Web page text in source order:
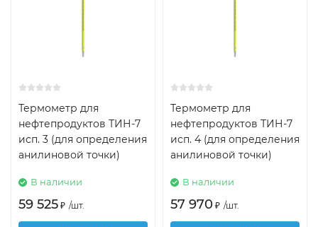
Термометр для
нефтепродуктов ТИН-7
исп. 3 (для определения
анилиновой точки)
В наличии
59 525 ₽ /шт.
Термометр для
нефтепродуктов ТИН-7
исп. 4 (для определения
анилиновой точки)
В наличии
57 970 ₽ /шт.